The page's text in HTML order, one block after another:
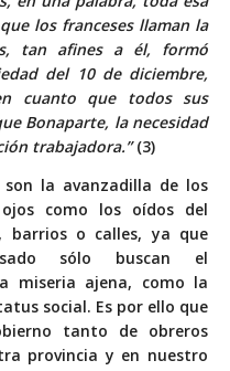
los franceses llaman la
tan afines a él, formó
del 10 de diciembre,
cuanto que todos sus
Bonaparte, la necesidad
trabajadora.”(3)
la avanzadilla de los
como los oídos del
barrios o calles, ya que
sólo buscan el
miseria ajena, como la
social. Es por ello que
tanto de obreros
provincia y en nuestro